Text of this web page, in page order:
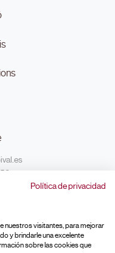
Política de privacidad
nuestros visitantes, para mejorar
y brindarle una excelente
sobre las cookies que
de Sant Joan nº 32,